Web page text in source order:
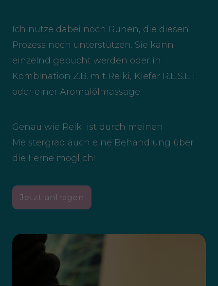
Ich nutze dabei noch Runen, die diesen
Prozess noch unterstützen. Sie kann
einzelnd gebucht werden oder in
Kombination Z.B. mit Reiki, Kiefer R.E.S.E.T.
oder einer Aromalölmassage.
Genau wie Reiki ist durch meinen
Meistergrad auch eine Behandlung über
die Ferne möglich!
Jetzt anfragen